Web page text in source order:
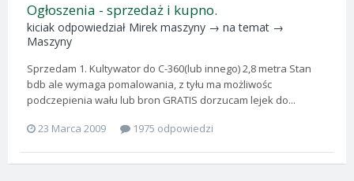
Ogłoszenia - sprzedaż i kupno.
kiciak odpowiedział Mirek maszyny → na temat →
Maszyny
Sprzedam 1. Kultywator do C-360(lub innego) 2,8 metra Stan
bdb ale wymaga pomalowania, z tyłu ma możliwośc
podczepienia wału lub bron GRATIS dorzucam lejek do...
23 Marca 2009
1975 odpowiedzi